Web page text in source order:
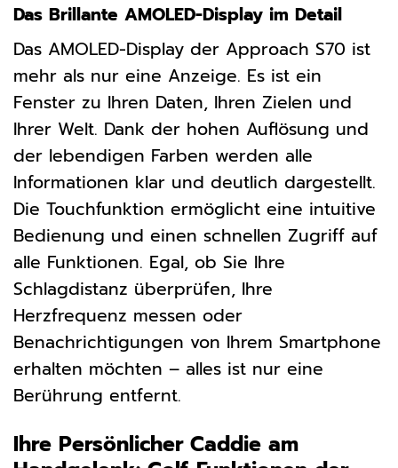
Das Brillante AMOLED-Display im Detail
Das AMOLED-Display der Approach S70 ist
mehr als nur eine Anzeige. Es ist ein
Fenster zu Ihren Daten, Ihren Zielen und
Ihrer Welt. Dank der hohen Auflösung und
der lebendigen Farben werden alle
Informationen klar und deutlich dargestellt.
Die Touchfunktion ermöglicht eine intuitive
Bedienung und einen schnellen Zugriff auf
alle Funktionen. Egal, ob Sie Ihre
Schlagdistanz überprüfen, Ihre
Herzfrequenz messen oder
Benachrichtigungen von Ihrem Smartphone
erhalten möchten – alles ist nur eine
Berührung entfernt.
Ihre Persönlicher Caddie am